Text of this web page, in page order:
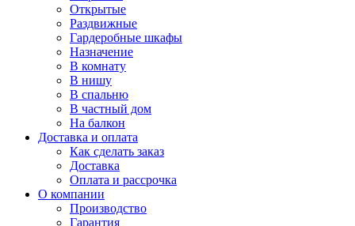
Открытые
Раздвижные
Гардеробные шкафы
Назначение
В комнату
В нишу
В спальню
В частный дом
На балкон
Доставка и оплата
Как сделать заказ
Доставка
Оплата и рассрочка
О компании
Производство
Гарантия